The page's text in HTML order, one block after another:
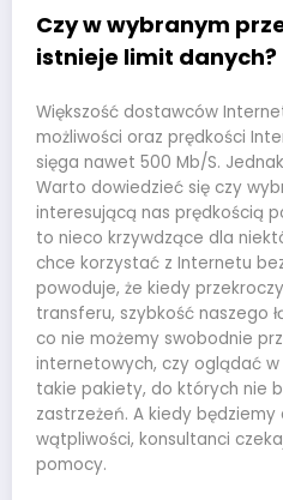
Czy w wybranym
istnieje limit danych?
Większość dostawców
możliwości oraz prędkości
sięga nawet 500 Mb/S.
Warto dowiedzieć się czy
interesującą nas prędkością
to nieco krzywdzące dla
chce korzystać z Internetu
powoduje, że kiedy
transferu, szybkość naszego
co nie możemy swobodnie
internetowych, czy oglądać
takie pakiety, do których nie
zastrzeżeń. A kiedy
wątpliwości, konsultanci
pomocy.